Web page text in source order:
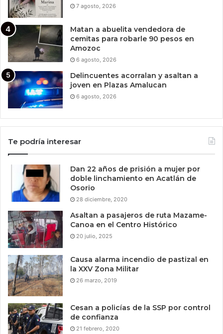
7 agosto, 2026
Matan a abuelita vendedora de
cemitas para robarle 90 pesos en
Amozoc
6 agosto, 2026
Delincuentes acorralan y asaltan a
joven en Plazas Amalucan
6 agosto, 2026
Te podría interesar
Dan 22 años de prisión a mujer por
doble linchamiento en Acatlán de
Osorio
28 diciembre, 2020
Asaltan a pasajeros de ruta Mazame-
Canoa en el Centro Histórico
20 julio, 2025
Causa alarma incendio de pastizal en
la XXV Zona Militar
26 marzo, 2019
Cesan a policías de la SSP por control
de confianza
21 febrero, 2020